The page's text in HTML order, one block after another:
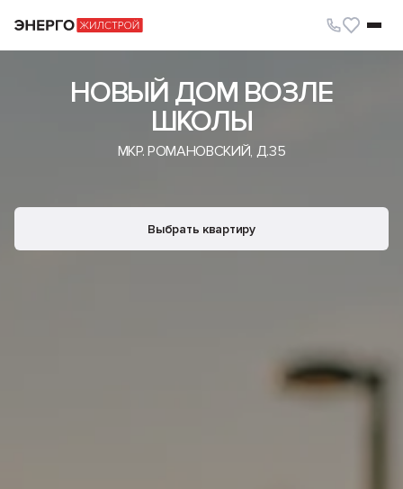
НОВЫЙ ДОМ ВОЗЛЕ
ШКОЛЫ
МКР. РОМАНОВСКИЙ, Д.35
Выбрать квартиру